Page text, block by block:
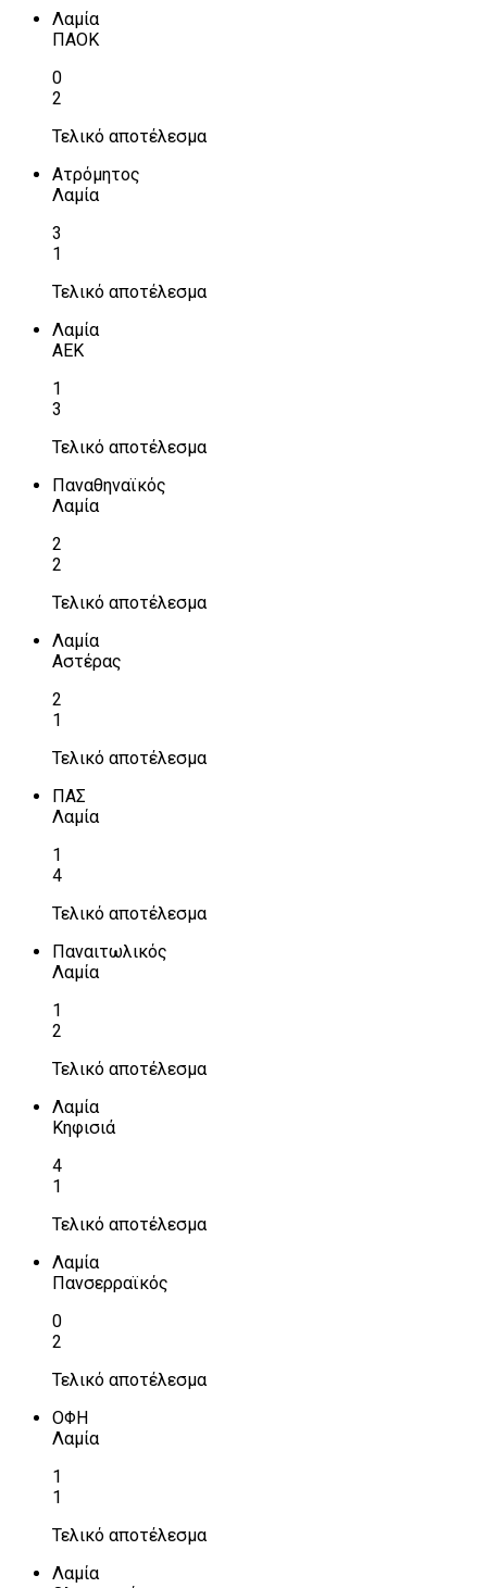
Λαμία
ΠΑΟΚ
0
2
Τελικό αποτέλεσμα
Ατρόμητος
Λαμία
3
1
Τελικό αποτέλεσμα
Λαμία
ΑΕΚ
1
3
Τελικό αποτέλεσμα
Παναθηναϊκός
Λαμία
2
2
Τελικό αποτέλεσμα
Λαμία
Αστέρας
2
1
Τελικό αποτέλεσμα
ΠΑΣ
Λαμία
1
4
Τελικό αποτέλεσμα
Παναιτωλικός
Λαμία
1
2
Τελικό αποτέλεσμα
Λαμία
Κηφισιά
4
1
Τελικό αποτέλεσμα
Λαμία
Πανσερραϊκός
0
2
Τελικό αποτέλεσμα
ΟΦΗ
Λαμία
1
1
Τελικό αποτέλεσμα
Λαμία